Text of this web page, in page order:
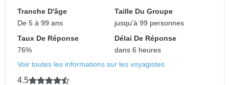
Tranche D'âge
De 5 à 99 ans
Taille Du Groupe
jusqu'à 99 personnes
Taux De Réponse
76%
Délai De Réponse
dans 6 heures
Voir toutes les informations sur les voyagistes
4.5